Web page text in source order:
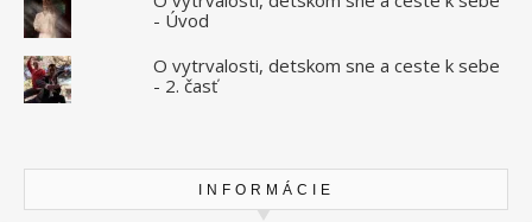
- Úvod
O vytrvalosti, detskom sne a ceste k sebe
- 2. časť
INFORMÁCIE